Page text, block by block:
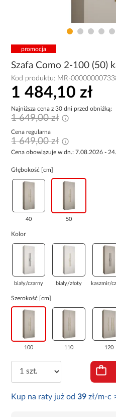
promocja
Szafa Como 2-100 (50)
Kod produktu: MR-
1 484,10 zł
Najniższa cena z 30 dni przed obniżką:
1 649,00 zł
Cena regularna
1 649,00 zł
Cena obowiązuje w dn.: 7.08.2026 -
Głębokość [cm]
40 50
Kolor
biały/czarny biały/złoty kaszmir/
Szerokość [cm]
100 110 120
Kup na raty już od39 zł/m-c